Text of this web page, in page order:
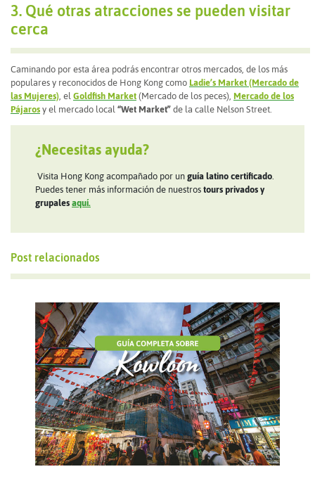
3. Qué otras atracciones se pueden visitar
cerca
Caminando por esta área podrás encontrar otros mercados, de los más
populares y reconocidos de Hong Kong como Ladie’s Market (Mercado de
las Mujeres) , el Goldfish Market (Mercado de los peces), Mercado de los
Pájaros y el mercado local “Wet Market” de la calle Nelson Street.
¿Necesitas ayuda?
Visita Hong Kong acompañado por un guía latino certificado
Puedes tener más información de nuestros tours privados y
grupales aquí.
Post relacionados